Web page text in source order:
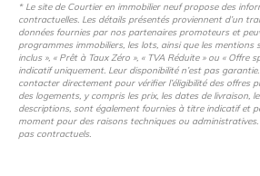
* Le site de Courtier en immobilier neuf propose des
contractuelles. Les détails présentés proviennent d’un
données fournies par nos partenaires promoteurs et
programmes immobiliers, les lots, ainsi que les mentions
inclus », « Prêt à Taux Zéro », « TVA Réduite » ou « Offre
indicatif uniquement. Leur disponibilité n’est pas
contacter directement pour vérifier l’éligibilité des offres
des logements, y compris les prix, les dates de livraison,
descriptions, sont également fournies à titre indicatif et
moment pour des raisons techniques ou
pas contractuels.